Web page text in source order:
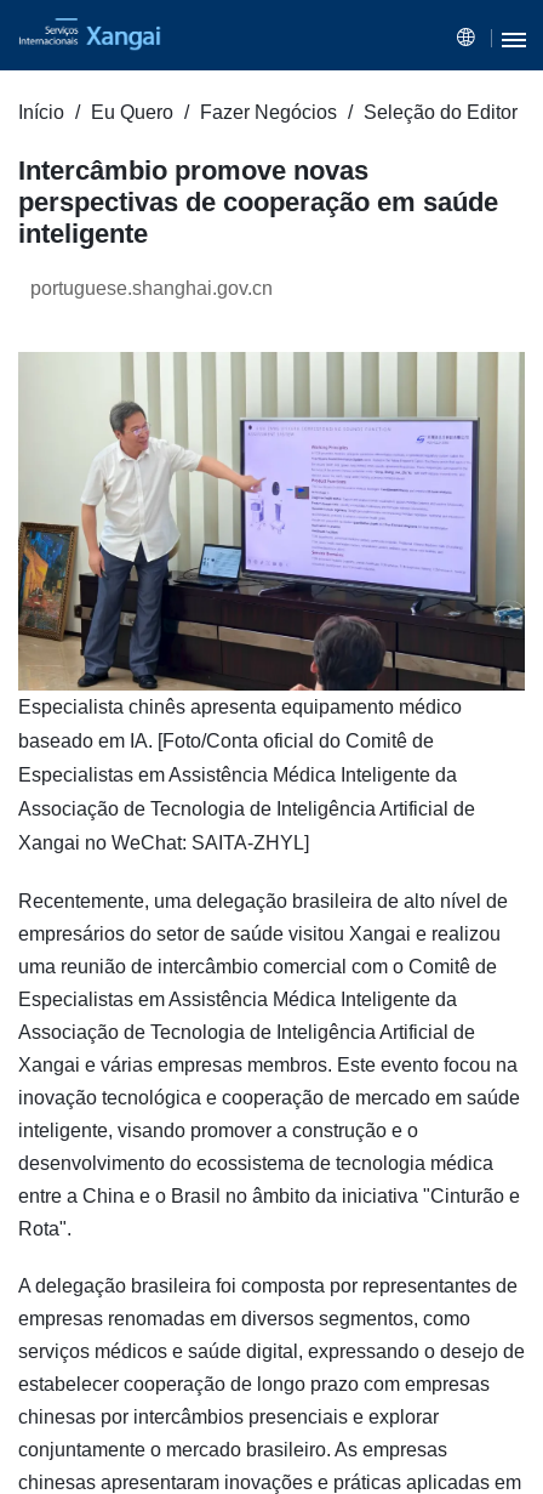
Início Eu Quero Fazer Negócios Seleção do Editor
Intercâmbio promove novas
perspectivas de cooperação em saúde
inteligente
portuguese.shanghai.gov.cn
Especialista chinês apresenta equipamento médico
baseado em IA. [Foto/Conta oficial do Comitê de
Especialistas em Assistência Médica Inteligente da
Associação de Tecnologia de Inteligência Artificial de
Xangai no WeChat: SAITA-ZHYL]
Recentemente, uma delegação brasileira de alto nível de
empresários do setor de saúde visitou Xangai e realizou
uma reunião de intercâmbio comercial com o Comitê de
Especialistas em Assistência Médica Inteligente da
Associação de Tecnologia de Inteligência Artificial de
Xangai e várias empresas membros. Este evento focou na
inovação tecnológica e cooperação de mercado em saúde
inteligente, visando promover a construção e o
desenvolvimento do ecossistema de tecnologia médica
entre a China e o Brasil no âmbito da iniciativa "Cinturão e
Rota".
A delegação brasileira foi composta por representantes de
empresas renomadas em diversos segmentos, como
serviços médicos e saúde digital, expressando o desejo de
estabelecer cooperação de longo prazo com empresas
chinesas por intercâmbios presenciais e explorar
conjuntamente o mercado brasileiro. As empresas
chinesas apresentaram inovações e práticas aplicadas em